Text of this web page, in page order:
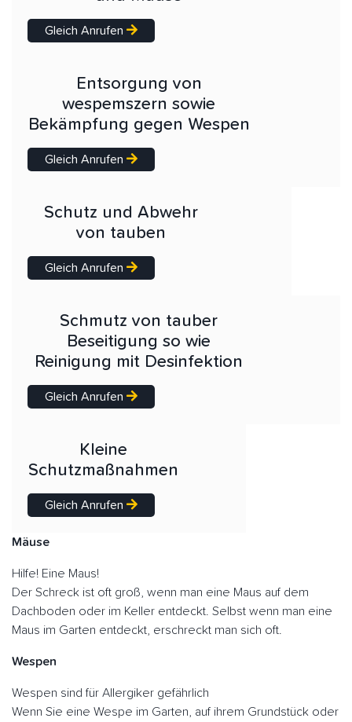
Gleich Anrufen
Entsorgung von
wespemszern sowie
Bekämpfung gegen Wespen
Gleich Anrufen
Schutz und Abwehr
von tauben
Gleich Anrufen
Schmutz von tauber
Beseitigung so wie
Reinigung mit Desinfektion
Gleich Anrufen
Kleine
Schutzmaßnahmen
Gleich Anrufen
Mäuse
Hilfe! Eine Maus!
Der Schreck ist oft groß, wenn man eine Maus auf dem
Dachboden oder im Keller entdeckt. Selbst wenn man eine
Maus im Garten entdeckt, erschreckt man sich oft.
Wespen
Wespen sind für Allergiker gefährlich
Wenn Sie eine Wespe im Garten, auf ihrem Grundstück oder